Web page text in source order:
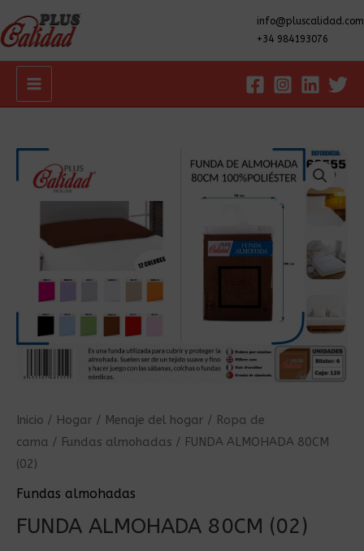
info@pluscalidad.com
+34 984193076
Main
Inicio / Hogar / Menaje del hogar / Ropa de
cama / Fundas almohadas / FUNDA ALMOHADA 80CM
(02)
Fundas almohadas
FUNDA ALMOHADA 80CM (02)